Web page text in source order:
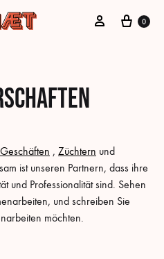
Mein Konto
Cart
0
Geschäften , Züchtern und
ist unseren Partnern, dass ihre
und Professionalität sind. Sehen
und schreiben Sie
möchten.